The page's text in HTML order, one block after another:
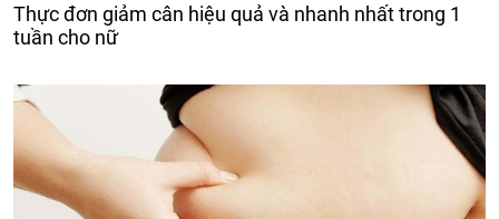
Thực đơn giảm cân hiệu quả và nhanh nhất trong 1
tuần cho nữ